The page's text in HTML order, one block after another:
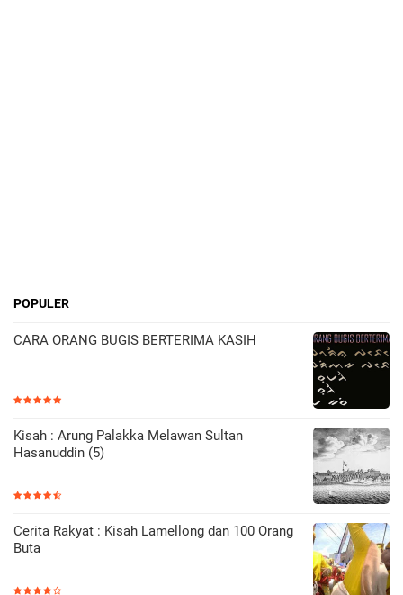
POPULER
CARA ORANG BUGIS BERTERIMA KASIH
Kisah : Arung Palakka Melawan Sultan
Hasanuddin (5)
Cerita Rakyat : Kisah Lamellong dan 100 Orang
Buta